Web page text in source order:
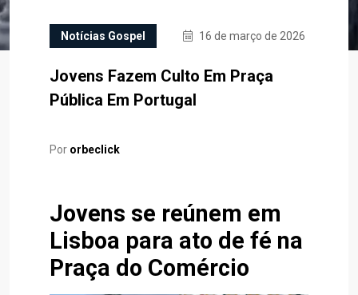
Notícias Gospel 16 de março de 2026
Jovens Fazem Culto Em Praça
Pública Em Portugal
Por orbeclick
Jovens se reúnem em
Lisboa para ato de fé na
Praça do Comércio